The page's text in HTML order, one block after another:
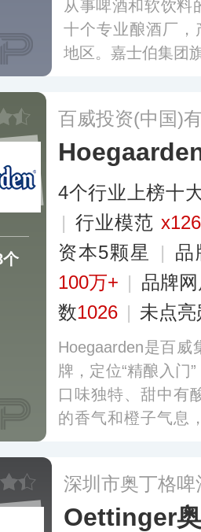
从事啤酒和软饮料
十个专业酿酒厂，
地区。嘉士伯集团
澄清甘醇而广受欢
个
百威投资(中国)
4个行业上榜十
| 行业模范 x126
资本5颗星
| 品
100万+ | 品牌
数1026 | 未点亮
Hoegaarden是百威
牌，定位“精酿入门
口味独特、甜中有
的香气和橙子气息
深圳市奥丁格
Oettinger